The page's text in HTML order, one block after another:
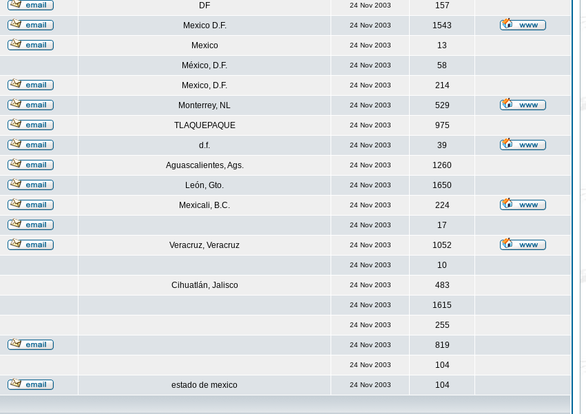
DF 24 Nov 2003 157
Mexico D.F. 24 Nov 2003 1543
Mexico 24 Nov 2003 13
México, D.F. 24 Nov 2003 58
Mexico, D.F. 24 Nov 2003 214
Monterrey, NL 24 Nov 2003 529
TLAQUEPAQUE 24 Nov 2003 975
d.f. 24 Nov 2003 39
Aguascalientes, Ags. 24 Nov 2003 1260
León, Gto. 24 Nov 2003 1650
Mexicali, B.C. 24 Nov 2003 224
24 Nov 2003 17
Veracruz, Veracruz 24 Nov 2003 1052
24 Nov 2003 10
Cihuatlán, Jalisco 24 Nov 2003 483
24 Nov 2003 1615
24 Nov 2003 255
24 Nov 2003 819
24 Nov 2003 104
estado de mexico 24 Nov 2003 104